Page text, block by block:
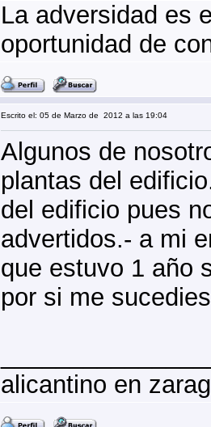
La adversidad es
oportunidad de
Escrito el: 05 de Marzo de 2012 a las 19:04
Algunos de
plantas del
del edificio pues
advertidos.- a mi
que estuvo 1 año
por si me
alicantino en